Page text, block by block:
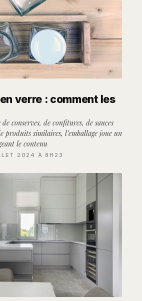
verre : comment les
conserves, de confitures, de sauces
produits similaires, l’emballage joue un
le contenu
2024 À 8H23